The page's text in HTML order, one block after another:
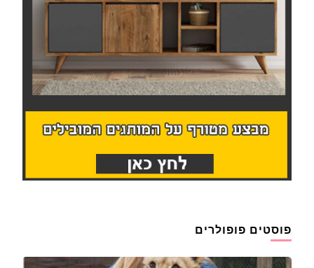
פוסטים פופולרים